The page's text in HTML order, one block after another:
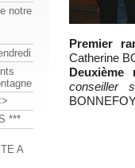
Premier
Catherine
Deuxième
conseiller
notre
***
A